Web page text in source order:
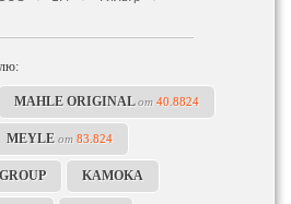
MAHLE ORIGINALот 40.8824
MEYLE от 83.824
KAMOKA